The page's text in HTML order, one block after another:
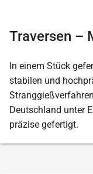
Traversen –
In einem Stück
stabilen und
Deutschland unter
präzise gefertigt.